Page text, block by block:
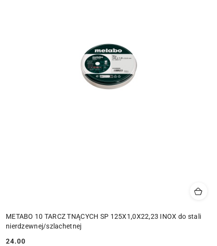
METABO 10 TARCZ TNĄCYCH SP 125X1,0X22,23 INOX do stali
nierdzewnej/szlachetnej
24.00